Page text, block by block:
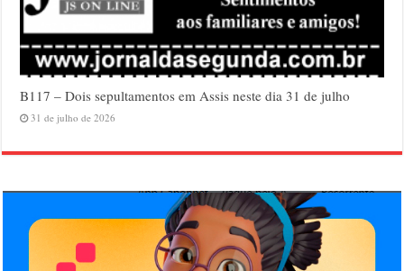
B117 – Dois sepultamentos em Assis neste dia 31 de julho
31 de julho de 2026